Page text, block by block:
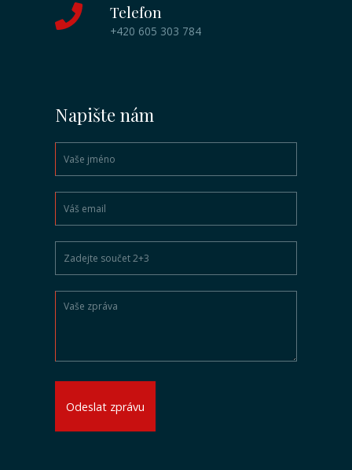
Telefon
+420 605 303 784
Napište nám
Odeslat zprávu